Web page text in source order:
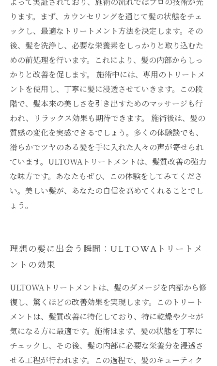
ります。まず、カウンセリングを通じて髪の状態をチェ
ックし、最適なトリートメント方法を決定します。その
後、髪を洗浄し、必要な栄養素をしっかりと取り込むた
めの前処理を行います。これにより、髪の内部からしっ
かりと改善を促します。 施術中には、専用のトリートメ
ントを使用し、丁寧に髪に浸透させていきます。この段
階で、髪本来の美しさを引き出すためのマッサージも行
われ、リラックス効果も期待できます。 施術後は、髪の
質感の変化を実感できるでしょう。多くの体験談でも、
滑らかでツヤのある髪を手に入れた人々の声が寄せられ
ています。ULTOWAトリートメントは、髪質改善の強力
な味方です。あなたもぜひ、この体験をしてみてくださ
い。美しい髪が、あなたの自信を高めてくれることでし
ょう。
理想の髪に出会う瞬間：ULTOWAトリートメ
ントの効果
ULTOWAトリートメントは、髪のダメージを内部から修
復し、驚くほどの改善効果を実現します。このトリート
メントは、髪質改善に特化しており、特に乾燥やクセが
気になる方に最適です。施術はまず、髪の状態を丁寧に
チェックし、その後、髪の内部に必要な栄養分を浸透さ
せる工程が行われます。この過程で、髪のキューティク